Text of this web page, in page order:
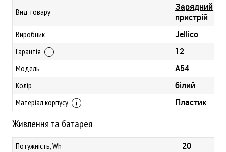
Вид товару
Зарядний
пристрій
Виробник Jellico
Гарантія 12
Модель A54
Колір білий
Матеріал корпусу Пластик
Живлення та батарея
Потужність, Wh 20